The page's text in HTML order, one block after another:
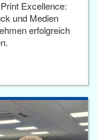
Excellence:
und Medien
erfolgreich